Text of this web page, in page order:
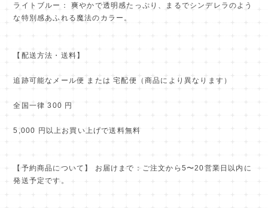
ライトブルー： 爽やかで透明感たっぷり、まるでシンデレラのよう
な特別感あふれる魔法のカラー。
【配送方法・送料】
追跡可能なメール便 または 宅配便（商品により異なります）
全国一律 300 円
5,000 円以上お買い上げで送料無料
【予約商品について】 お届けまで：ご注文から5〜20営業日以内に
発送予定です。